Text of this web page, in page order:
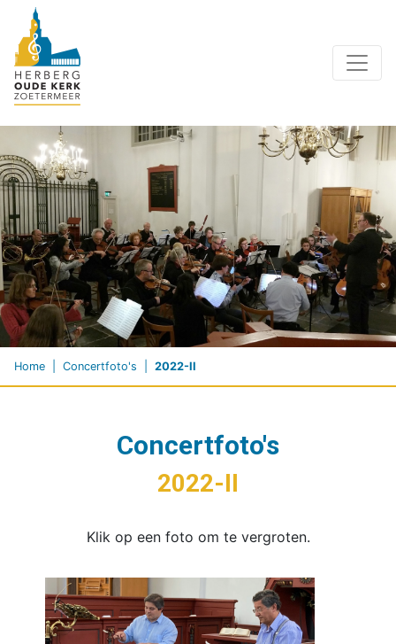
Home Concertfoto's 2022-II
Concertfoto's
2022-II
Klik op een foto om te vergroten.